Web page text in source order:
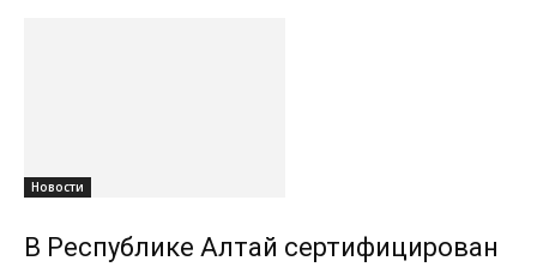
Новости
В Республике Алтай сертифицирован